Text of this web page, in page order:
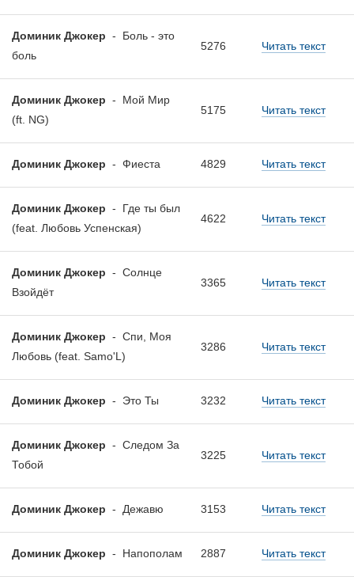
Доминик Джокер - Боль - это
боль
5276 Читать текст
Доминик Джокер - Мой Мир
(ft. NG)
5175 Читать текст
Доминик Джокер - Фиеста 4829 Читать текст
Доминик Джокер - Где ты был
(feat. Любовь Успенская)
4622 Читать текст
Доминик Джокер - Солнце
Взойдёт
3365 Читать текст
Доминик Джокер - Спи, Моя
Любовь (feat. Samo'L)
3286 Читать текст
Доминик Джокер - Это Ты 3232 Читать текст
Доминик Джокер - Следом За
Тобой
3225 Читать текст
Доминик Джокер - Дежавю 3153 Читать текст
Доминик Джокер - Напополам 2887 Читать текст